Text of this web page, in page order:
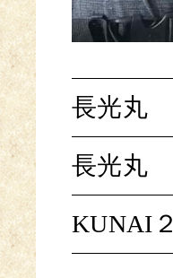
長光丸
長光丸
KUNAI２